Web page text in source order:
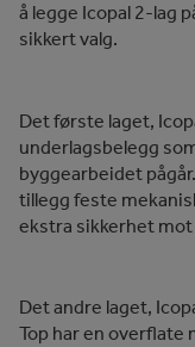
å legge Icopal 2-lag
sikkert valg.
Det første laget,
underlagsbelegg
byggearbeidet
tillegg feste
ekstra sikkerhet mot
Det andre laget,
Top har en overflate